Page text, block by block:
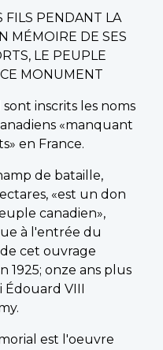
FILS PENDANT LA
MÉMOIRE DE SES
LE PEUPLE
MONUMENT
inscrits les noms
«manquant
en France.
de bataille,
«est un don
canadien»,
à l'entrée du
cet ouvrage
1925; onze ans plus
VIII
est l'oeuvre